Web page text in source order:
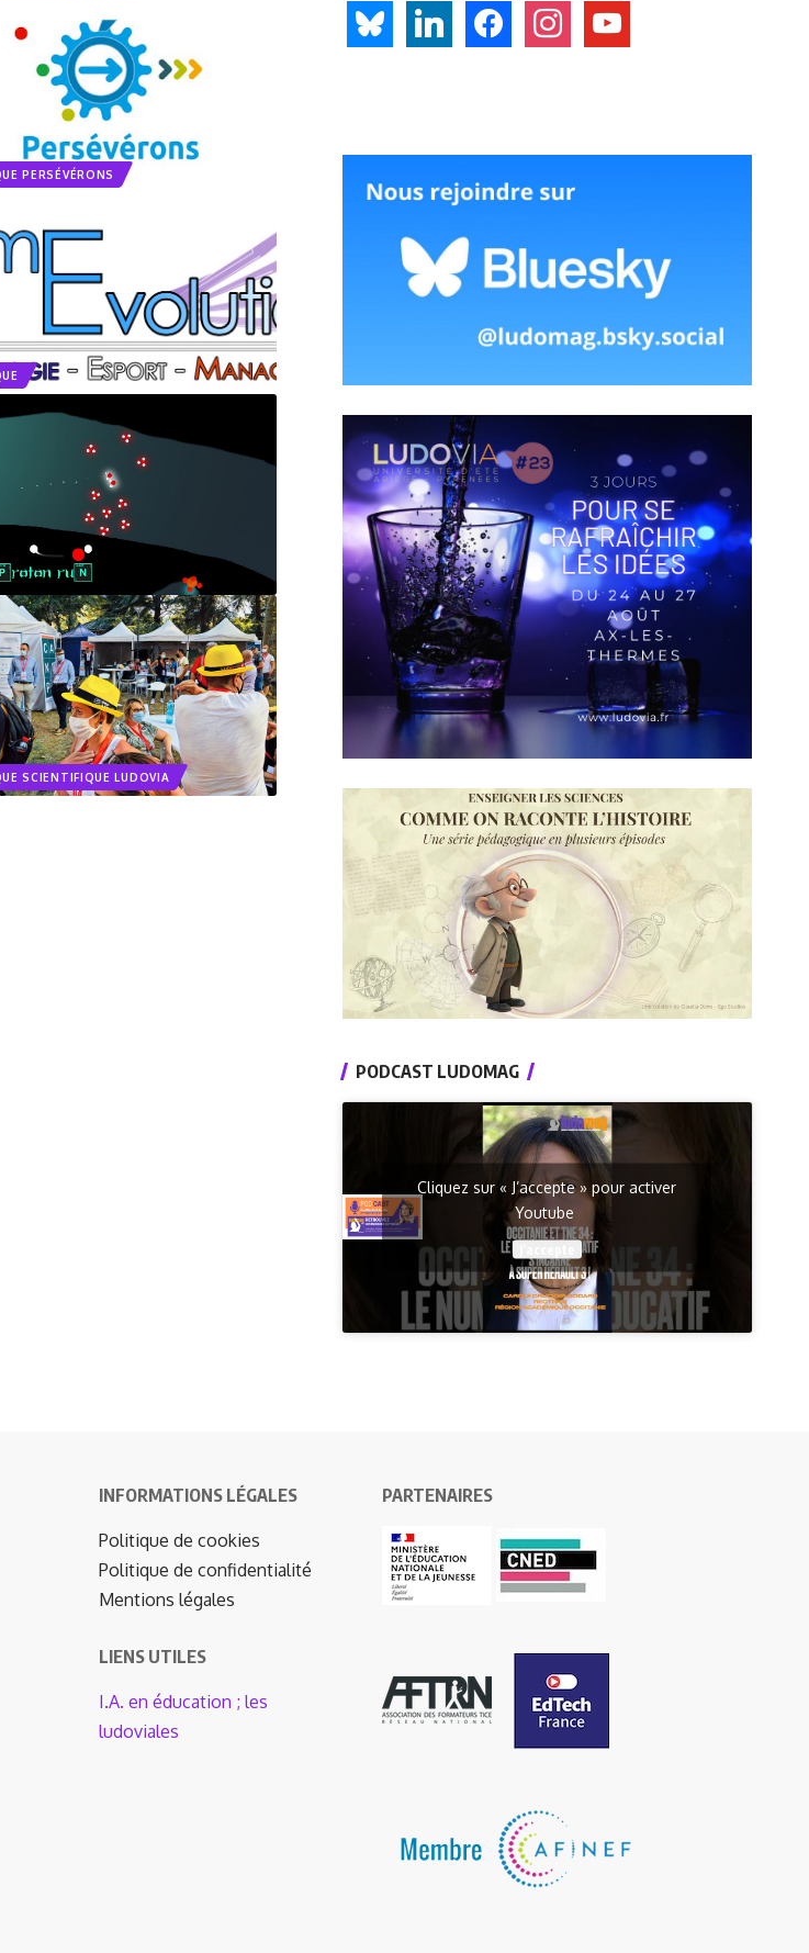
PERSÉVÉRONS
SCIENTIFIQUE LUDOVIA
PODCAST LUDOMAG
Cliquez sur « J’accepte » pour activer
Youtube
INFORMATIONS LÉGALES
Politique de cookies
Politique de confidentialité
Mentions légales
LIENS UTILES
I.A. en éducation ; les
ludoviales
PARTENAIRES